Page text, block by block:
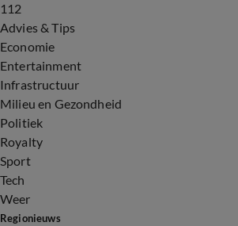
112
Advies & Tips
Economie
Entertainment
Infrastructuur
Milieu en Gezondheid
Politiek
Royalty
Sport
Tech
Weer
Regionieuws